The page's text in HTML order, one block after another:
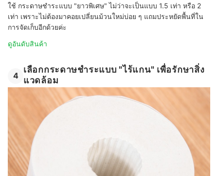
ใช้ กระดาษชำระแบบ "ยาวพิเศษ" ไม่ว่าจะเป็นแบบ 1.5 เท่า หรือ 2
เท่า เพราะไม่ต้องมาคอยเปลี่ยนม้วนใหม่บ่อย ๆ แถมประหยัดพื้นที่ใน
การจัดเก็บอีกด้วยค่ะ
ดูอันดับสินค้า
4
เลือกกระดาษชำระแบบ "ไร้แกน" เพื่อรักษาสิ่ง
แวดล้อม